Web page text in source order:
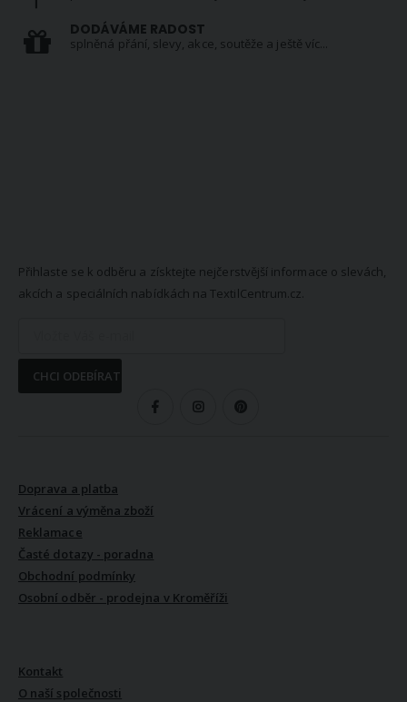
DODÁVÁME RADOST
splněná přání, slevy, akce, soutěže a ještě víc...
Přihlaste se k odběru a získtejte nejčerstvější informace o slevách,
akcích a speciálních nabídkách na TextilCentrum.cz.
CHCI ODEBÍRAT
Doprava a platba
Vrácení a výměna zboží
Reklamace
Časté dotazy - poradna
Obchodní podmínky
Osobní odběr - prodejna v Kroměříži
Kontakt
O naší společnosti